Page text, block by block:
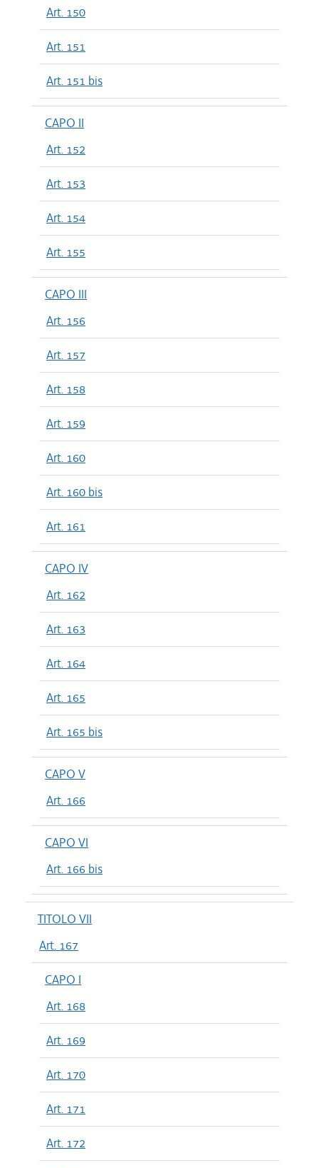
Art. 150
Art. 151
Art. 151 bis
CAPO II
Art. 152
Art. 153
Art. 154
Art. 155
CAPO III
Art. 156
Art. 157
Art. 158
Art. 159
Art. 160
Art. 160 bis
Art. 161
CAPO IV
Art. 162
Art. 163
Art. 164
Art. 165
Art. 165 bis
CAPO V
Art. 166
CAPO VI
Art. 166 bis
TITOLO VII
Art. 167
CAPO I
Art. 168
Art. 169
Art. 170
Art. 171
Art. 172